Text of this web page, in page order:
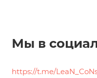
Мы в
https://t.me/